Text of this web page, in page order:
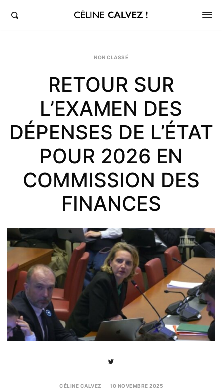
Céline Calvez, députée de la 5ème circonscription des Hauts-de-Seine et Clichy-Levallois
NON CLASSÉ
RETOUR SUR
L’EXAMEN DES
DÉPENSES DE L’ÉTAT
POUR 2026 EN
COMMISSION DES
FINANCES
CÉLINE CALVEZ 10 NOVEMBRE 2025